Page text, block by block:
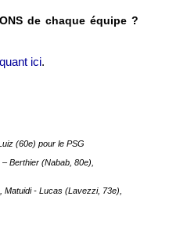
de chaque équipe ?
ici.
(60e) pour le PSG
Berthier (Nabab, 80e),
- Lucas (Lavezzi, 73e),